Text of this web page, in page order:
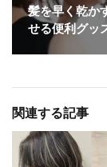
髪を早く乾か
せる便利グッ
関連する記事